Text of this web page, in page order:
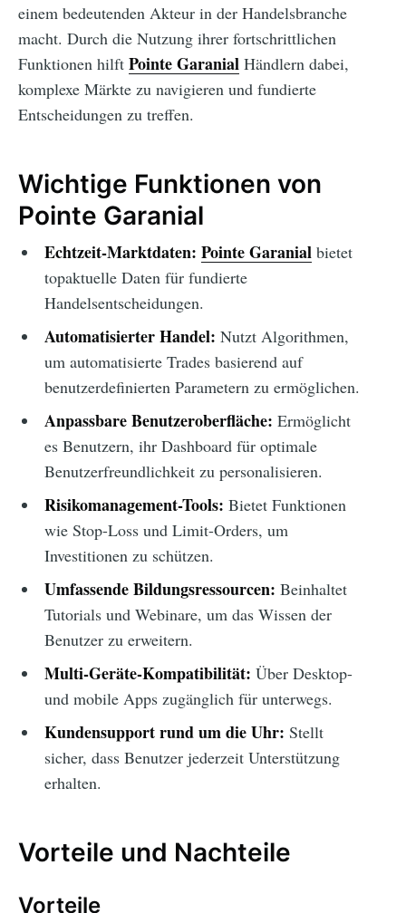
einem bedeutenden Akteur in der Handelsbranche
macht. Durch die Nutzung ihrer fortschrittlichen
Funktionen hilft Pointe Garanial Händlern dabei,
komplexe Märkte zu navigieren und fundierte
Entscheidungen zu treffen.
Wichtige Funktionen von
Pointe Garanial
Echtzeit-Marktdaten: Pointe Garanialbietet
topaktuelle Daten für fundierte
Handelsentscheidungen.
Automatisierter Handel: Nutzt Algorithmen,
um automatisierte Trades basierend auf
benutzerdefinierten Parametern zu ermöglichen.
Anpassbare Benutzeroberfläche: Ermöglicht
es Benutzern, ihr Dashboard für optimale
Benutzerfreundlichkeit zu personalisieren.
Risikomanagement-Tools: Bietet Funktionen
wie Stop-Loss und Limit-Orders, um
Investitionen zu schützen.
Umfassende Bildungsressourcen: Beinhaltet
Tutorials und Webinare, um das Wissen der
Benutzer zu erweitern.
Multi-Geräte-Kompatibilität: Über Desktop-
und mobile Apps zugänglich für unterwegs.
Kundensupport rund um die Uhr: Stellt
sicher, dass Benutzer jederzeit Unterstützung
erhalten.
Vorteile und Nachteile
Vorteile